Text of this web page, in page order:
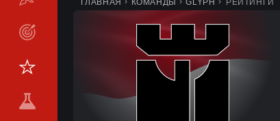
СТАТИСТИКА
КОМАНДЫ
ГЛАВНАЯ КОМАНДЫ GLYPH РЕЙТИНГИ